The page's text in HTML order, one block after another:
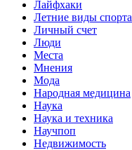
Лайфхаки
Летние виды спорта
Личный счет
Люди
Места
Мнения
Мода
Народная медицина
Наука
Наука и техника
Научпоп
Недвижимость